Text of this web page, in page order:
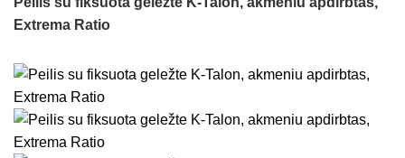
Extrema Ratio